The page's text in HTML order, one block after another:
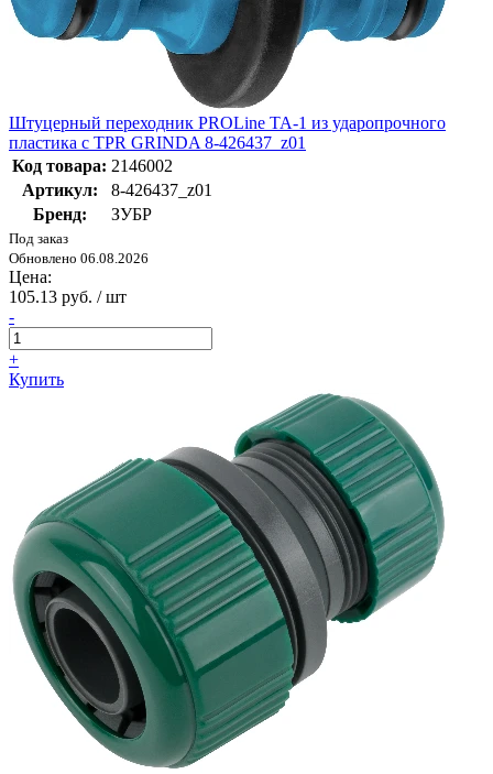
Штуцерный переходник PROLine TA-1 из ударопрочного
пластика с TPR GRINDA 8-426437_z01
Код товара: 2146002
Артикул:
8-426437_z01
Бренд:
ЗУБР
Под заказ
Обновлено 06.08.2026
Цена:
105.13 руб. / шт
-
+
Купить